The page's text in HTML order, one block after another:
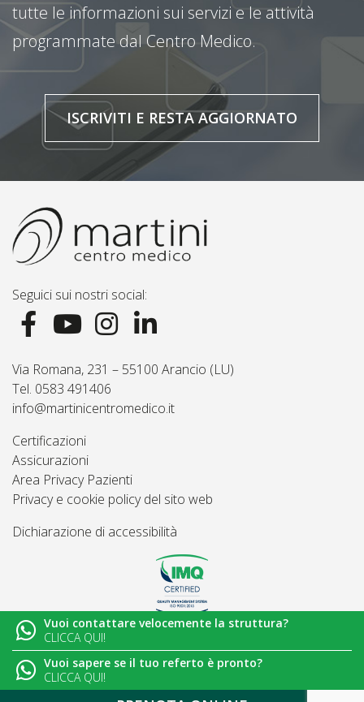
tutte le informazioni sui servizi e le attività
programmate dal Centro Medico.
ISCRIVITI E RESTA AGGIORNATO
Seguici sui nostri social:
Via Romana, 231 – 55100 Arancio (LU)
Tel. 0583 491406
info@martinicentromedico.it
Certificazioni
Assicurazioni
Area Privacy Pazienti
Privacy e cookie policy del sito web
Dichiarazione di accessibilità
© 2026Martini Centro Medico - Lucca
Vuoi contattare velocemente la struttura?
CLICCA QUI!
Vuoi sapere se il tuo referto è pronto?
CLICCA QUI!